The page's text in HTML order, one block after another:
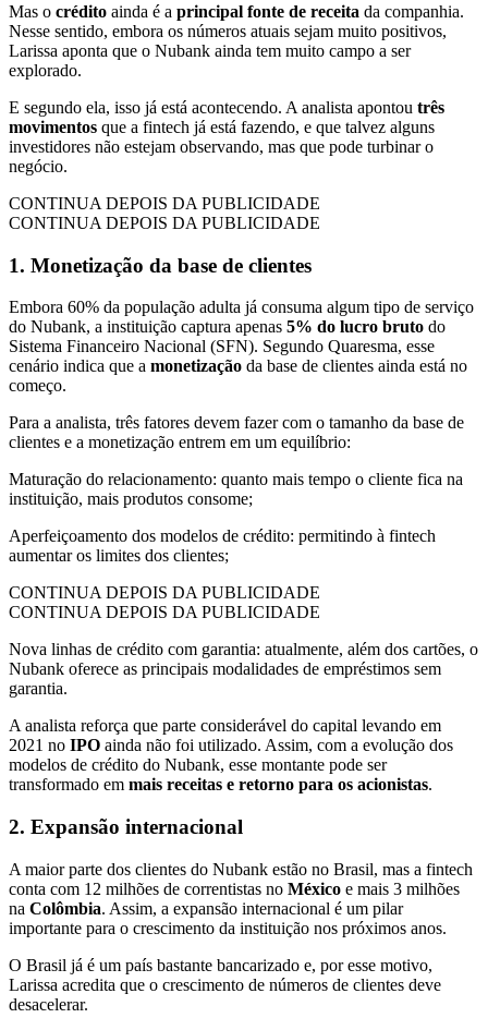
Mas o crédito ainda é a principal fonte de receita da companhia.
Nesse sentido, embora os números atuais sejam muito positivos,
Larissa aponta que o Nubank ainda tem muito campo a ser
explorado.
E segundo ela, isso já está acontecendo. A analista apontou três
movimentos que a fintech já está fazendo, e que talvez alguns
investidores não estejam observando, mas que pode turbinar o
negócio.
CONTINUA DEPOIS DA PUBLICIDADE
CONTINUA DEPOIS DA PUBLICIDADE
1. Monetização da base de clientes
Embora 60% da população adulta já consuma algum tipo de serviço
do Nubank, a instituição captura apenas 5% do lucro bruto do
Sistema Financeiro Nacional (SFN). Segundo Quaresma, esse
cenário indica que a monetização da base de clientes ainda está no
começo.
Para a analista, três fatores devem fazer com o tamanho da base de
clientes e a monetização entrem em um equilíbrio:
Maturação do relacionamento: quanto mais tempo o cliente fica na
instituição, mais produtos consome;
Aperfeiçoamento dos modelos de crédito: permitindo à fintech
aumentar os limites dos clientes;
CONTINUA DEPOIS DA PUBLICIDADE
CONTINUA DEPOIS DA PUBLICIDADE
Nova linhas de crédito com garantia: atualmente, além dos cartões, o
Nubank oferece as principais modalidades de empréstimos sem
garantia.
A analista reforça que parte considerável do capital levando em
2021 no IPO ainda não foi utilizado. Assim, com a evolução dos
modelos de crédito do Nubank, esse montante pode ser
transformado em mais receitas e retorno para os acionistas.
2. Expansão internacional
A maior parte dos clientes do Nubank estão no Brasil, mas a fintech
conta com 12 milhões de correntistas no México e mais 3 milhões
na Colômbia. Assim, a expansão internacional é um pilar
importante para o crescimento da instituição nos próximos anos.
O Brasil já é um país bastante bancarizado e, por esse motivo,
Larissa acredita que o crescimento de números de clientes deve
desacelerar.